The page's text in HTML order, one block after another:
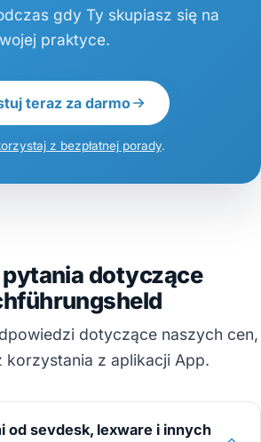
gdy Ty skupiasz się na
praktyce.
teraz za darmo
z bezpłatnej porady.
dotyczące
dotyczące naszych cen,
korzystania z aplikacji App.
od sevdesk, lexware i innych